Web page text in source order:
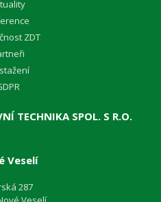
ZDT
TECHNIKA SPOL. S R.O.
Veselí
287